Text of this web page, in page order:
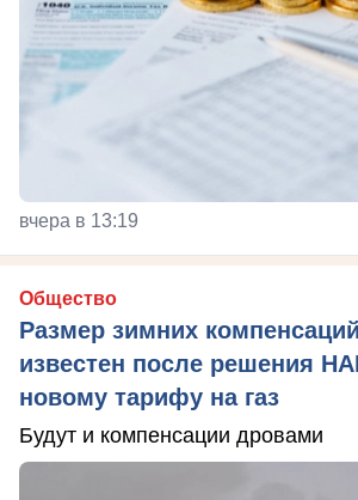
вчера в 13:19
Общество
Размер зимних
известен после решения
новому тарифу на газ
Будут и компенсации дровами